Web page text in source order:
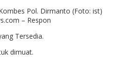
Pol. Dirmanto (Foto: ist)
– Respon
Tersedia.
dimuat.